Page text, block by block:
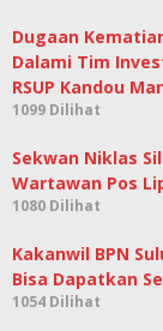
Dugaan
Dalami Tim
RSUP Kandou
1099 Dilihat
Sekwan Niklas
Wartawan Pos
1080 Dilihat
Kakanwil BPN
Bisa Dapatkan
1054 Dilihat